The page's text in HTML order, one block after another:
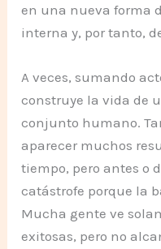
en una nueva forma
interna y, por tanto,
A veces, sumando
construye la vida de
conjunto humano.
aparecer muchos
tiempo, pero antes o
catástrofe porque la
Mucha gente ve
exitosas, pero no